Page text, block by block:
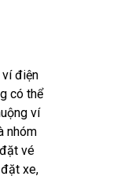
điện
có thể
ví
nhóm
vé
xe,